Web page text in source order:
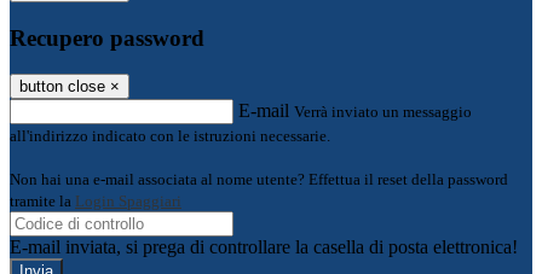
Recupero password
button close ×
E-mail Verrà inviato un messaggio
all'indirizzo indicato con le istruzioni necessarie.
Non hai una e-mail associata al nome utente? Effettua il reset della password
tramite la Login Spaggiari
E-mail inviata, si prega di controllare la casella di posta elettronica!